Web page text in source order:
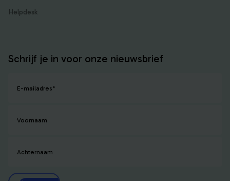
Helpdesk
Schrijf je in voor onze nieuwsbrief
E-mailadres*
Voornaam
Achternaam